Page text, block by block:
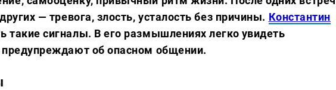
— тревога, злость, усталость без причины. Константин
такие сигналы. В его размышлениях легко увидеть
предупреждают об опасном общении.